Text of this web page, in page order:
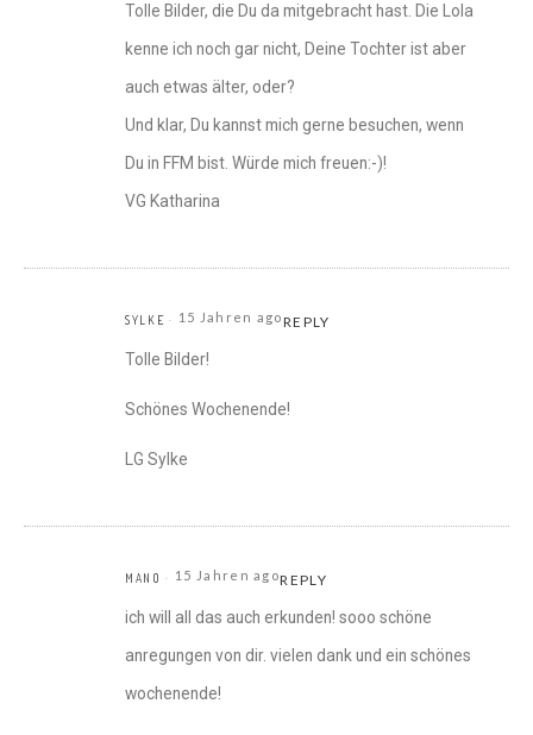
Tolle Bilder, die Du da mitgebracht hast. Die Lola
kenne ich noch gar nicht, Deine Tochter ist aber
auch etwas älter, oder?
Und klar, Du kannst mich gerne besuchen, wenn
Du in FFM bist. Würde mich freuen:-)!
VG Katharina
SYLKE 15 Jahren agoREPLY
Tolle Bilder!
Schönes Wochenende!
LG Sylke
MANO 15 Jahren agoREPLY
ich will all das auch erkunden! sooo schöne
anregungen von dir. vielen dank und ein schönes
wochenende!